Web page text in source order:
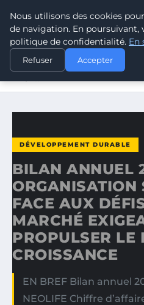
CLIMATE
ACCUEIL
DÉVELOPPEMENT
BILAN ANNUEL 2025 : UNE
DÉVELOPPEMENT DURABLE
BILAN ANNUEL
ORGANISATION
FACE AUX
MARCHÉ
PROPULSER LE
CROISSANCE
EN BREF Bilan annuel
NEOLIFE Chiffre
Nous utilisons des cookies
de navigation. En poursuivant,
politique de confidentialité. En
Refuser Accepter